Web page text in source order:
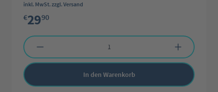
inkl. MwSt. zzgl. Versand
€2990
Produkt Anzahl: Gib den gewünschten Wert ein oder benutze die
In den Warenkorb